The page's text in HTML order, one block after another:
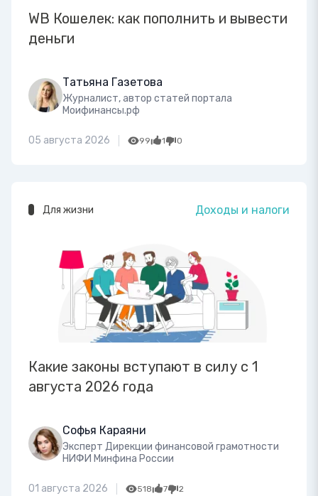
WB Кошелек: как пополнить и вывести
деньги
Татьяна Газетова
Журналист, автор статей портала
Моифинансы.рф
05 августа 2026 99 1 0
Для жизни Доходы и налоги
Какие законы вступают в силу с 1
августа 2026 года
Софья Караяни
Эксперт Дирекции финансовой грамотности
НИФИ Минфина России
01 августа 2026 518 7 2